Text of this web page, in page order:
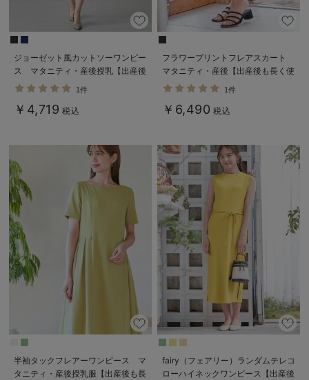
ジョーゼット風カットソーワンピー
ス マタニティ・産後授乳【出産後
も長く使える】Rosemadame（ロ
1件
￥4,719 税込
フラワープリントフレアスカート
マタニティ・産後【出産後も長く使
える】
1件
￥6,490 税込
半袖タックフレアーワンピース マ
タニティ・産後授乳服【出産後も長
fairy（フェアリー）ランダムテレコ
ローハイネックワンピース【出産後